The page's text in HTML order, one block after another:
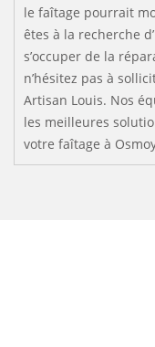
le faîtage pourrait
êtes à la recherche
s’occuper de la
n’hésitez pas à
Artisan Louis. Nos
les meilleures
votre faîtage à